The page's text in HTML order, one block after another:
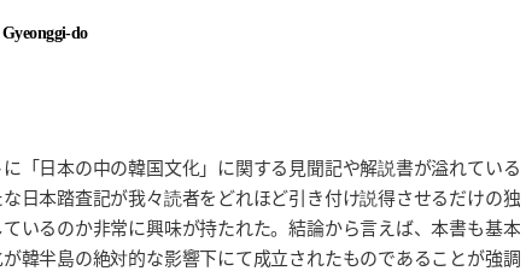
do
「日本の中の韓国文化」に関する見聞記や解説書が溢れている
日本踏査記が我々読者をどれほど引き付け説得させるだけの独
いるのか非常に興味が持たれた。結論から言えば、本書も基本
韓半島の絶対的な影響下にて成立されたものであることが強調